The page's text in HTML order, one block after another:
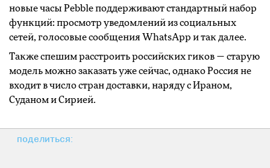
новые часы Pebble поддерживают стандартный набор
функций: просмотр уведомлений из социальных
сетей, голосовые сообщения WhatsApp и так далее.
Также спешим расстроить российских гиков — старую
модель можно заказать уже сейчас, однако Россия не
входит в число стран доставки, наряду с Ираном,
Суданом и Сирией.
поделиться: